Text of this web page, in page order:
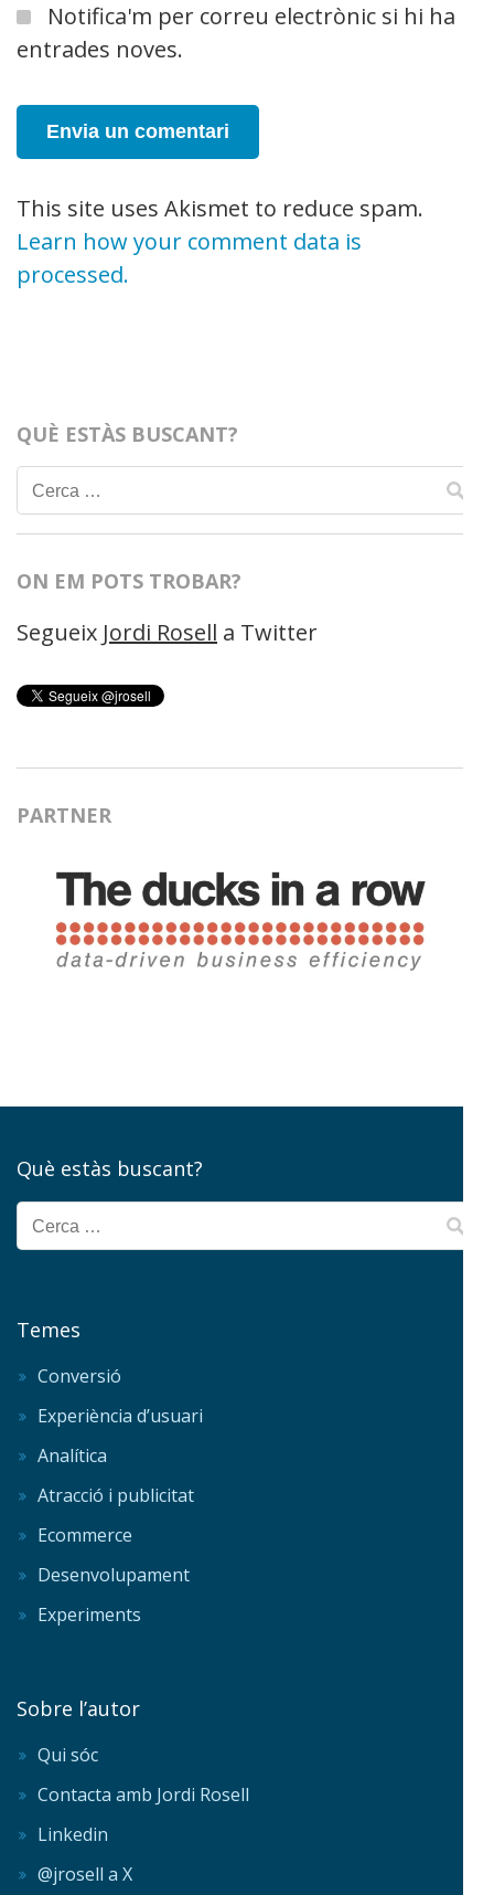
Notifica'm per correu electrònic si hi ha
entrades noves.
This site uses Akismet to reduce spam.
Learn how your comment data is
processed.
QUÈ ESTÀS BUSCANT?
Cerca:
ON EM POTS TROBAR?
Segueix Jordi Rosell a Twitter
PARTNER
Què estàs buscant?
Cerca:
Temes
Conversió
Experiència d’usuari
Analítica
Atracció i publicitat
Ecommerce
Desenvolupament
Experiments
Sobre l’autor
Qui sóc
Contacta amb Jordi Rosell
Linkedin
@jrosell a X